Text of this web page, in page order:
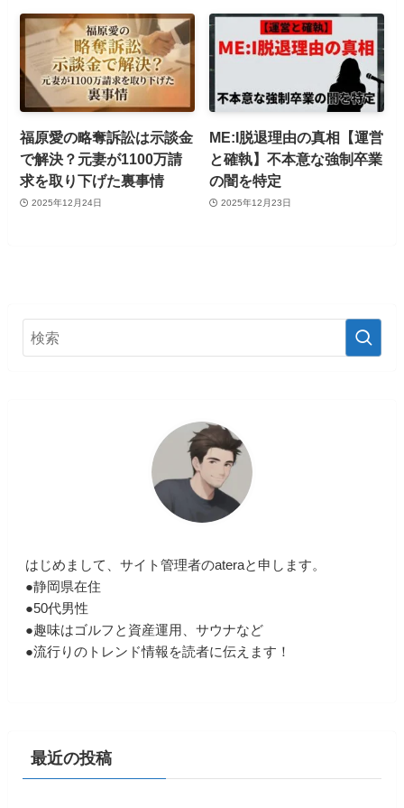
福原愛の略奪訴訟は示談金
で解決？元妻が1100万請
求を取り下げた裏事情
2025年12月24日
ME:I脱退理由の真相【運営
と確執】不本意な強制卒業
の闇を特定
2025年12月23日
はじめまして、サイト管理者のateraと申します。
●静岡県在住
●50代男性
●趣味はゴルフと資産運用、サウナなど
●流行りのトレンド情報を読者に伝えます！
最近の投稿